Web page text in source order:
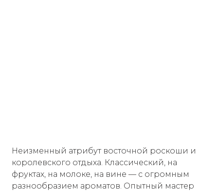
Неизменный атрибут восточной роскоши и
королевского отдыха. Классический, на
фруктах, на молоке, на вине — с огромным
разнообразием ароматов. Опытный мастер